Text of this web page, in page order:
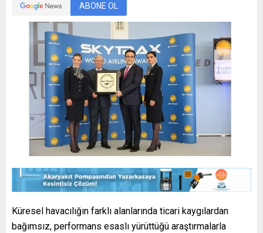
ABONE OL
Küresel havacılığın farklı alanlarında ticari kaygılardan
bağımsız, performans esaslı yürüttüğü araştırmalarla